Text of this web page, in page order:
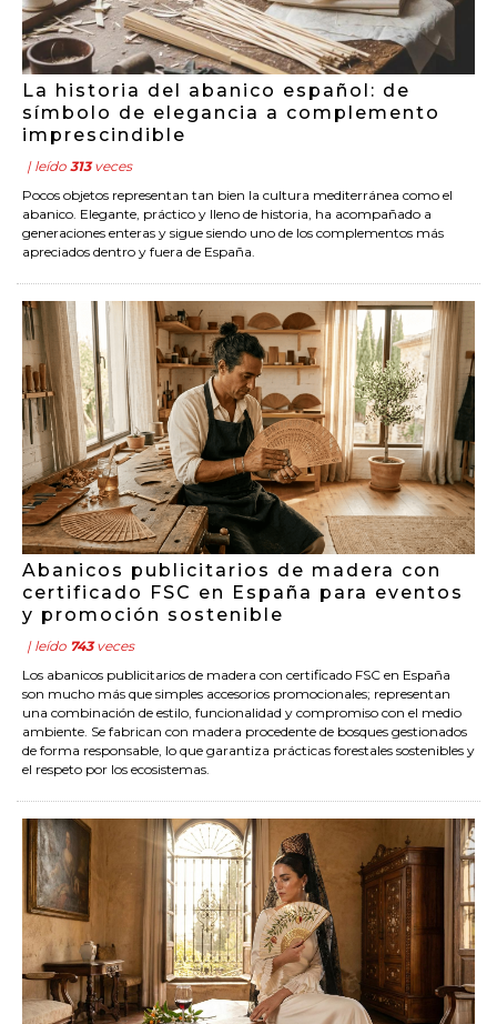
La historia del abanico español: de
símbolo de elegancia a complemento
imprescindible
| leído 313veces
Pocos objetos representan tan bien la cultura mediterránea como el
abanico. Elegante, práctico y lleno de historia, ha acompañado a
generaciones enteras y sigue siendo uno de los complementos más
apreciados dentro y fuera de España.
Abanicos publicitarios de madera con
certificado FSC en España para eventos
y promoción sostenible
| leído 743veces
Los abanicos publicitarios de madera con certificado FSC en España
son mucho más que simples accesorios promocionales; representan
una combinación de estilo, funcionalidad y compromiso con el medio
ambiente. Se fabrican con madera procedente de bosques gestionados
de forma responsable, lo que garantiza prácticas forestales sostenibles y
el respeto por los ecosistemas.